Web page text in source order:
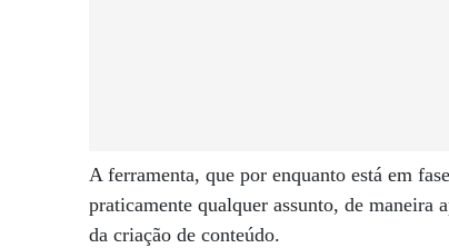
A ferramenta, que por enquanto está em
praticamente qualquer assunto, de maneira
da criação de conteúdo.